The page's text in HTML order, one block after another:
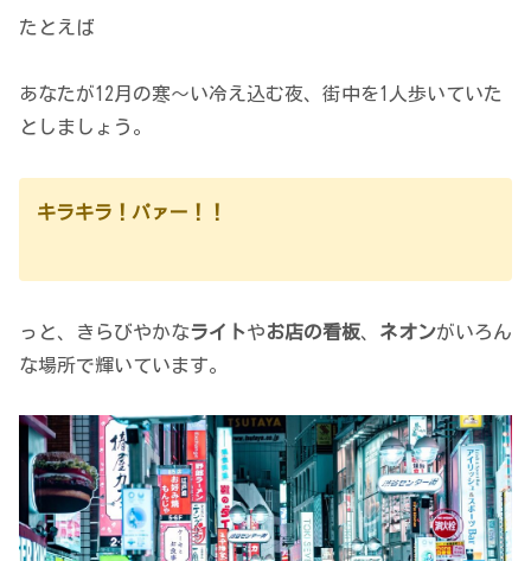
たとえば
あなたが12月の寒～い冷え込む夜、街中を1人歩いていた
としましょう。
キラキラ！パァー！！
っと、きらびやかなライトやお店の看板、 ネオンがいろん
な場所で輝いています。